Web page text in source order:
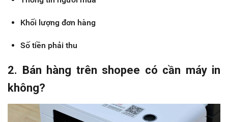
Khối lượng đơn hàng
Số tiền phải thu
2. Bán hàng trên shopee có cần máy in
không?